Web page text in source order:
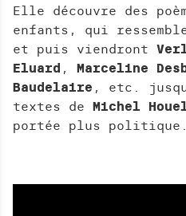
Elle découvre des
enfants, qui
et puis viendront
Eluard , Marceline
Baudelaire , etc.
textes de Michel
portée plus